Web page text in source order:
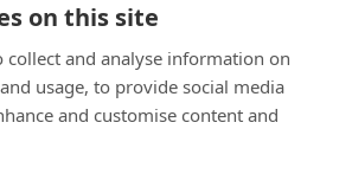
on this site
collect and analyse information on
usage, to provide social media
and customise content and